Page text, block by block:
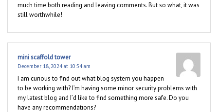
much time both reading and leaving comments. But so what, it was
still worthwhile!
mini scaffold tower
December 18, 2024 at 10:54 am
I am curious to find out what blog system you happen
to be working with? I’m having some minor security problems with
my latest blog and I’d like to find something more safe. Do you
have any recommendations?